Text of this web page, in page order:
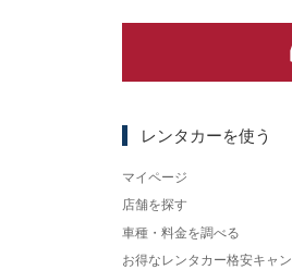
レンタカーを使う
マイページ
店舗を探す
車種・料金を調べる
お得なレンタカー格安キャ